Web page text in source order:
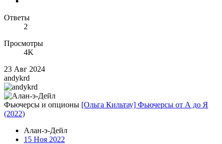
Ответы
2
Просмотры
4K
23 Авг 2024
andykrd
Фьючерсы и опционы [Ольга Кильтау] Фьючерсы от А до Я
(2022)
Алан-э-Дейл
15 Ноя 2022